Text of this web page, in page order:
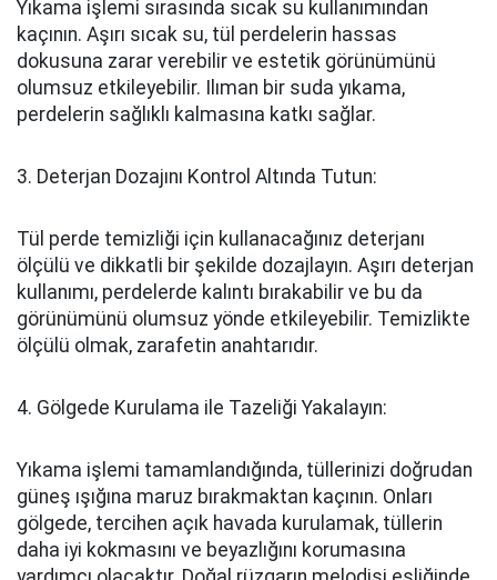
Yıkama işlemi sırasında sıcak su kullanımından
kaçının. Aşırı sıcak su, tül perdelerin hassas
dokusuna zarar verebilir ve estetik görünümünü
olumsuz etkileyebilir. Ilıman bir suda yıkama,
perdelerin sağlıklı kalmasına katkı sağlar.
3. Deterjan Dozajını Kontrol Altında Tutun:
Tül perde temizliği için kullanacağınız deterjanı
ölçülü ve dikkatli bir şekilde dozajlayın. Aşırı deterjan
kullanımı, perdelerde kalıntı bırakabilir ve bu da
görünümünü olumsuz yönde etkileyebilir. Temizlikte
ölçülü olmak, zarafetin anahtarıdır.
4. Gölgede Kurulama ile Tazeliği Yakalayın:
Yıkama işlemi tamamlandığında, tüllerinizi doğrudan
güneş ışığına maruz bırakmaktan kaçının. Onları
gölgede, tercihen açık havada kurulamak, tüllerin
daha iyi kokmasını ve beyazlığını korumasına